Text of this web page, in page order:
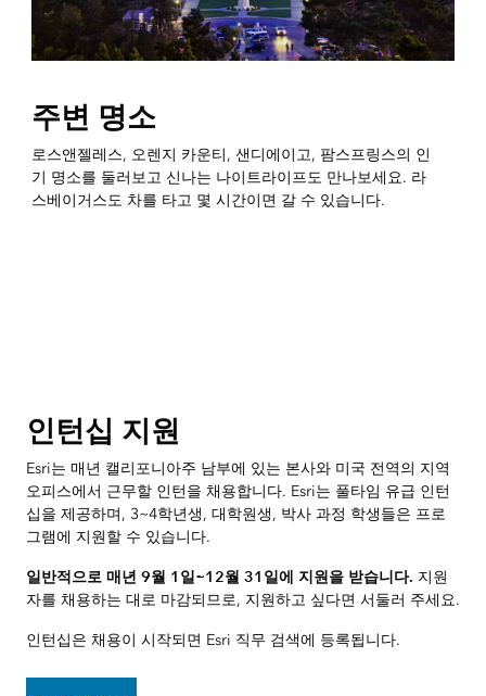
주변 명소
로스앤젤레스, 오렌지 카운티, 샌디에이고, 팜스프링스의 인
기 명소를 둘러보고 신나는 나이트라이프도 만나보세요. 라
스베이거스도 차를 타고 몇 시간이면 갈 수 있습니다.
인턴십 지원
Esri는 매년 캘리포니아주 남부에 있는 본사와 미국 전역의 지역
오피스에서 근무할 인턴을 채용합니다. Esri는 풀타임 유급 인턴
십을 제공하며, 3~4학년생, 대학원생, 박사 과정 학생들은 프로
그램에 지원할 수 있습니다.
일반적으로 매년 9월 1일~12월 31일에 지원을 받습니다. 지원
자를 채용하는 대로 마감되므로, 지원하고 싶다면 서둘러 주세요.
인턴십은 채용이 시작되면 Esri 직무 검색에 등록됩니다.